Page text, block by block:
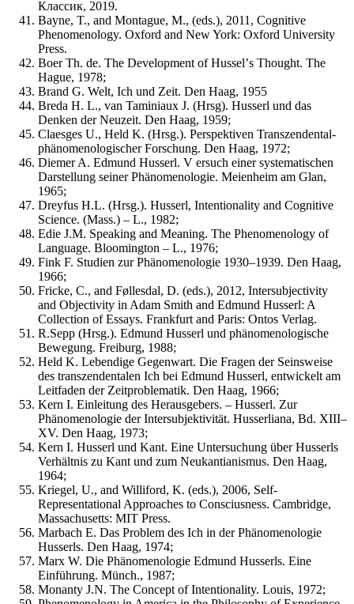
Классик, 2019.
Bayne, T., and Montague, M., (eds.), 2011, Cognitive
Phenomenology. Oxford and New York: Oxford University
Press.
Boer Th. de. The Development of Husselʼs Thought. The
Hague, 1978;
Brand G. Welt, Ich und Zeit. Den Haag, 1955
Breda H. L., van Taminiaux J. (Hrsg). Husserl und das
Denken der Neuzeit. Den Haag, 1959;
Claesges U., Held K. (Hrsg.). Perspektiven Transzendental-
phänomenologischer Forschung. Den Haag, 1972;
Diemer A. Edmund Husserl. V ersuch einer systematischen
Darstellung seiner Phänomenologie. Meienheim am Glan,
1965;
Dreyfus H.L. (Hrsg.). Husserl, Intentionality and Cognitive
Science. (Mass.) – L., 1982;
Edie J.M. Speaking and Meaning. The Phenomenology of
Language. Bloomington – L., 1976;
Fink F. Studien zur Phänomenologie 1930–1939. Den Haag,
1966;
Fricke, C., and Føllesdal, D. (eds.), 2012, Intersubjectivity
and Objectivity in Adam Smith and Edmund Husserl: A
Collection of Essays. Frankfurt and Paris: Ontos Verlag.
R.Sepp (Hrsg.). Edmund Husserl und phänomenologische
Bewegung. Freiburg, 1988;
Held K. Lebendige Gegenwart. Die Fragen der Seinsweise
des transzendentalen Ich bei Edmund Husserl, entwickelt am
Leitfaden der Zeitproblematik. Den Haag, 1966;
Kern I. Einleitung des Herausgebers. – Husserl. Zur
Phänomenologie der Intersubjektivität. Husserliana, Bd. XIII–
XV. Den Haag, 1973;
Kern I. Husserl und Kant. Eine Untersuchung über Husserls
Verhältnis zu Kant und zum Neukantianismus. Den Haag,
1964;
Kriegel, U., and Williford, K. (eds.), 2006, Self-
Representational Approaches to Consciusness. Cambridge,
Massachusetts: MIT Press.
Marbach E. Das Problem des Ich in der Phänomenologie
Husserls. Den Haag, 1974;
Marx W. Die Phänomenologie Edmund Husserls. Eine
Einführung. Münch., 1987;
Monanty J.N. The Concept of Intentionality. Louis, 1972;